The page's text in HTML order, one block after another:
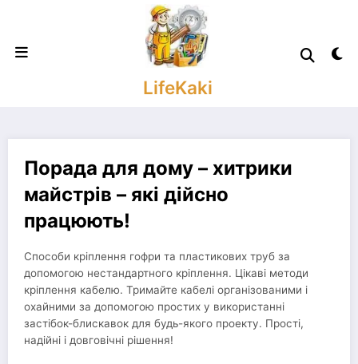
LifeKaki
Порада для дому – хитрики
майстрів – які дійсно
працюють!
Способи кріплення гофри та пластикових труб за
допомогою нестандартного кріплення. Цікаві методи
кріплення кабелю. Тримайте кабелі організованими і
охайними за допомогою простих у використанні
застібок-блискавок для будь-якого проекту. Прості,
надійні і довговічні рішення!